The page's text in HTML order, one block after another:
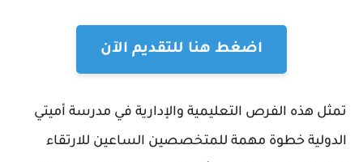
اضغط هنا للتقديم الآن
تمثل هذه الفرص التعليمية والإدارية في مدرسة أميتي
الدولية خطوة مهمة للمتخصصين الساعين للارتقاء